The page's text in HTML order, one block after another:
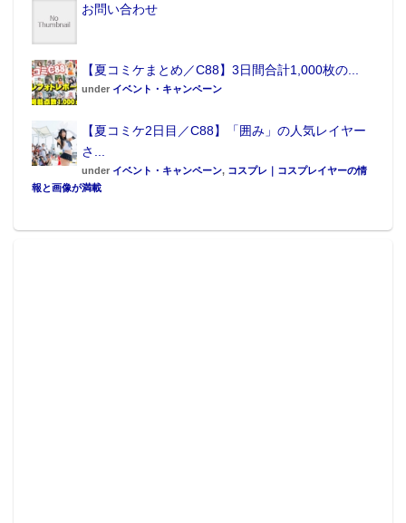
お問い合わせ
【夏コミケまとめ／C88】3日間合計1,000枚の...
under イベント・キャンペーン
【夏コミケ2日目／C88】「囲み」の人気レイヤー
さ...
under イベント・キャンペーン, コスプレ｜コスプレイヤーの情
報と画像が満載